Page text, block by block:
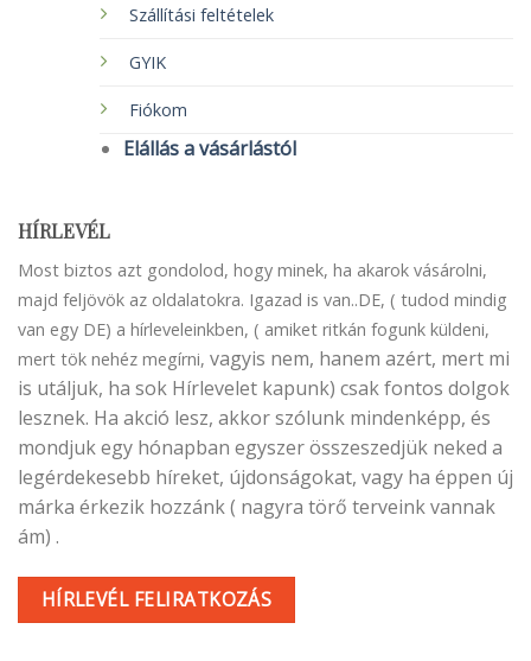
Szállítási feltételek
GYIK
Fiókom
Elállás a vásárlástól
HÍRLEVÉL
Most biztos azt gondolod, hogy minek, ha akarok vásárolni,
majd feljövök az oldalatokra. Igazad is van..DE, ( tudod mindig
van egy DE) a hírleveleinkben, ( amiket ritkán fogunk küldeni,
mert tök nehéz megírni, vagyis nem, hanem azért, mert mi
is utáljuk, ha sok Hírlevelet kapunk) csak fontos dolgok
lesznek. Ha akció lesz, akkor szólunk mindenképp, és
mondjuk egy hónapban egyszer összeszedjük neked a
legérdekesebb híreket, újdonságokat, vagy ha éppen új
márka érkezik hozzánk ( nagyra törő terveink vannak
ám) .
HÍRLEVÉL FELIRATKOZÁS